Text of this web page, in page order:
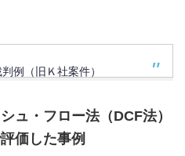
例（旧Ｋ社案件）
ュ・フロー法（DCF法）
価した事例